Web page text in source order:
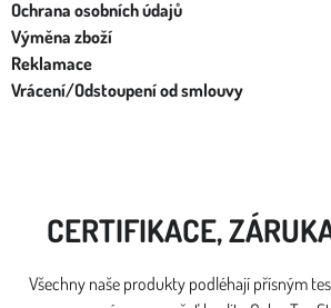
Ochrana osobních údajů
Výměna zboží
Reklamace
Vrácení/Odstoupení od smlouvy
CERTIFIKACE,
Všechny naše produkty podléhají přísným